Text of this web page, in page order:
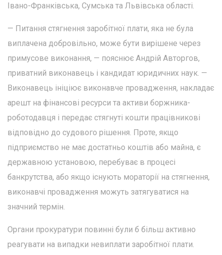
Івано-Франківська, Сумська та Львівська області.
— Питання стягнення заробітної плати, яка не була
виплачена добровільно, може бути вирішене через
примусове виконання, — пояснює Андрій Авторгов,
приватний виконавець і кандидат юридичних наук. —
Виконавець ініціює виконавче провадження, накладає
арешт на фінансові ресурси та активи боржника-
роботодавця і передає стягнуті кошти працівникові
відповідно до судового рішення. Проте, якщо
підприємство не має достатньо коштів або майна, є
державною установою, перебуває в процесі
банкрутства, або якщо існують мораторії на стягнення,
виконавчі провадження можуть затягуватися на
значний термін.
Органи прокуратури повинні були б більш активно
реагувати на випадки невиплати заробітної плати.